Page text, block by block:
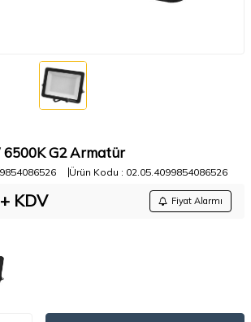
6500K G2 Armatür
Ürün Kodu : 02.05.4099854086526
KDV Fiyat Alarmı